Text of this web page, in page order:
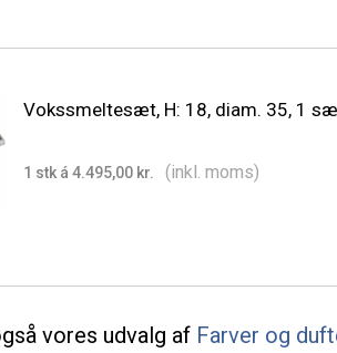
Vokssmeltesæt, H: 18, diam. 35, 1
1 stk á 4.495,00 kr. (inkl. moms)
vores udvalg af Farver og